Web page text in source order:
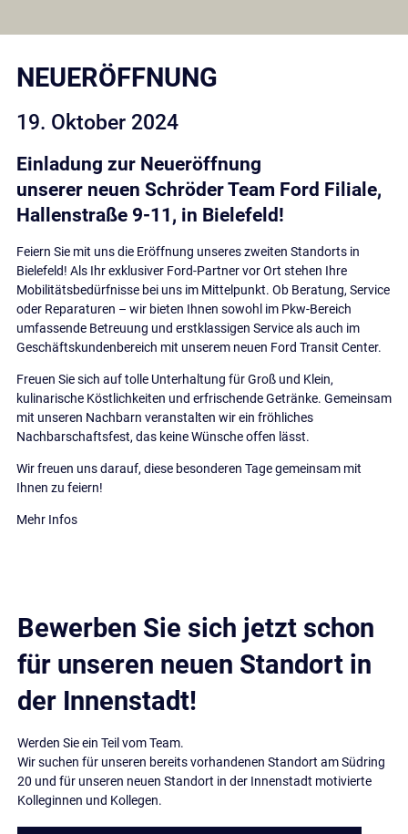
NEUERÖFFNUNG
19. Oktober 2024
Einladung zur Neueröffnung
unserer neuen Schröder Team Ford Filiale,
Hallenstraße 9-11, in Bielefeld!
Feiern Sie mit uns die Eröffnung unseres zweiten Standorts in
Bielefeld! Als Ihr exklusiver Ford-Partner vor Ort stehen Ihre
Mobilitätsbedürfnisse bei uns im Mittelpunkt. Ob Beratung, Service
oder Reparaturen – wir bieten Ihnen sowohl im Pkw-Bereich
umfassende Betreuung und erstklassigen Service als auch im
Geschäftskundenbereich mit unserem neuen Ford Transit Center.
Freuen Sie sich auf tolle Unterhaltung für Groß und Klein,
kulinarische Köstlichkeiten und erfrischende Getränke. Gemeinsam
mit unseren Nachbarn veranstalten wir ein fröhliches
Nachbarschaftsfest, das keine Wünsche offen lässt.
Wir freuen uns darauf, diese besonderen Tage gemeinsam mit
Ihnen zu feiern!
Mehr Infos
Bewerben Sie sich jetzt schon
für unseren neuen Standort in
der Innenstadt!
Werden Sie ein Teil vom Team.
Wir suchen für unseren bereits vorhandenen Standort am Südring
20 und für unseren neuen Standort in der Innenstadt motivierte
Kolleginnen und Kollegen.